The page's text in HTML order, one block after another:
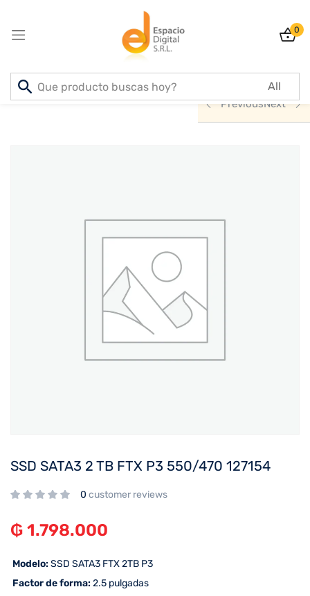
0
Inicio PRODUCTOS
INFORMATICA
PreviousNext
SSD SATA3 2 TB FTX P3 550/470 127154
0 customer reviews
₲ 1.798.000
 Modelo:SSD SATA3 FTX 2TB P3
 Factor de forma:2.5 pulgadas
Sign in
Create an account